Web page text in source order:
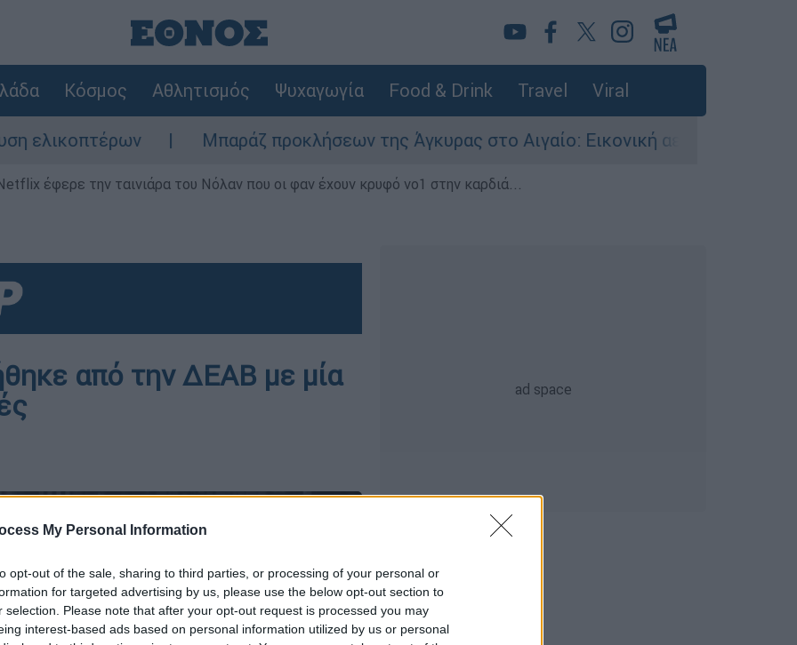
My Personal Information
opt-out of the sale, sharing to third parties, or processing of your personal or
for targeted advertising by us, please use the below opt-out section to
selection. Please note that after your opt-out request is processed you may
interest-based ads based on personal information utilized by us or personal
Κόσμος Αθλητισμός Ψυχαγωγία Food & Drink Travel Viral
Μπαράζ προκλήσεων της Άγκυρας στο Αιγαίο: Εικονική αερομαχία ανάμεσα σε
έφερε την ταινιάρα του Νόλαν που οι φαν έχουν κρυφό νο1 στην καρδιά...
από την ΔΕΑΒ με μία